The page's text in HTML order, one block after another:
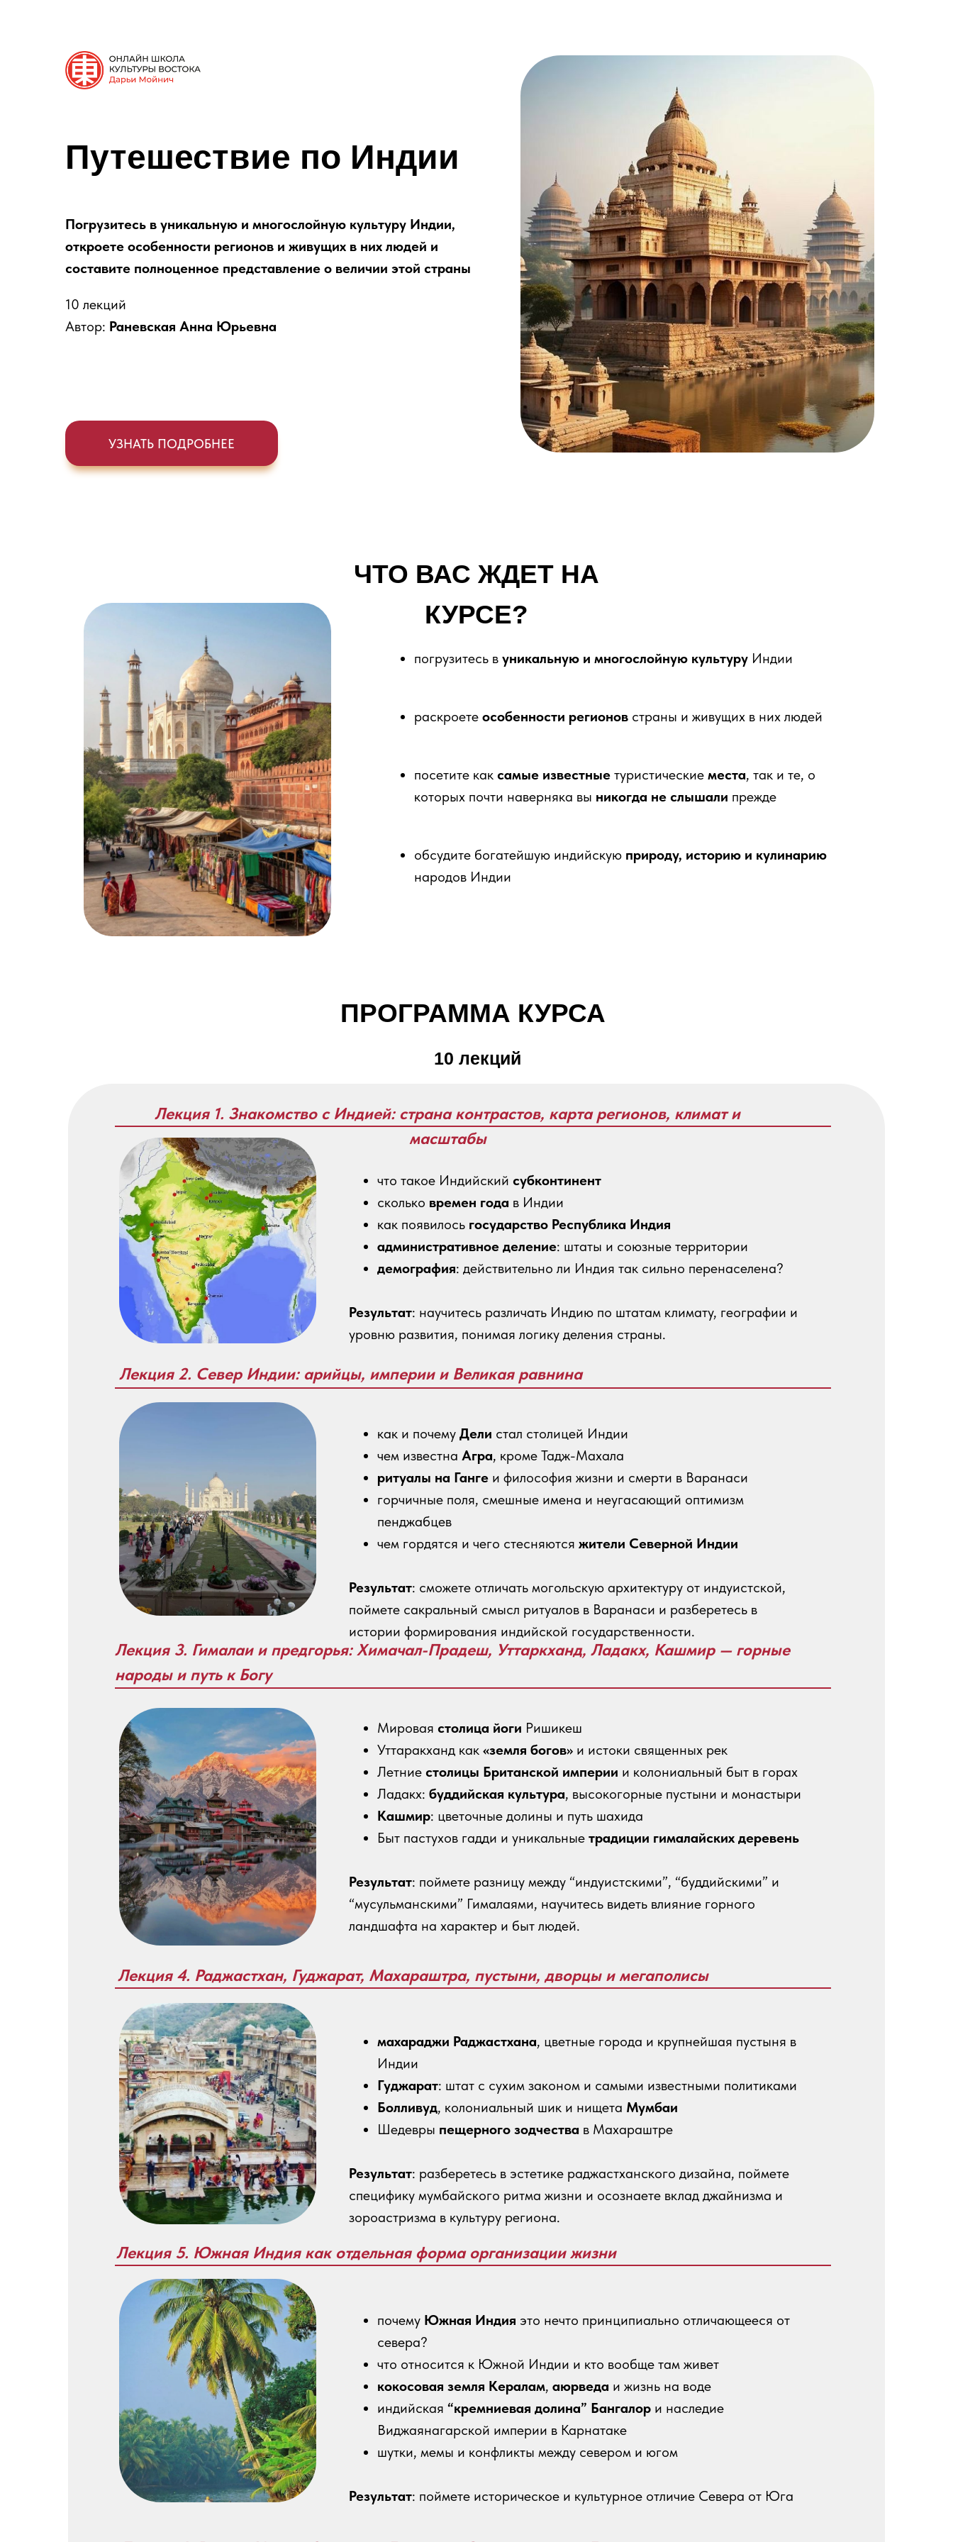
Погрузитесь в уникальную и многослойную культуру Индии,
откроете особенности регионов и живущих в них людей и
составите полноценное представление о величии этой страны
10 лекций
Автор: Раневская Анна Юрьевна
Путешествие по Индии
УЗНАТЬ ПОДРОБНЕЕ
ЧТО ВАС ЖДЕТ НА
КУРСЕ?
погрузитесь в уникальную и многослойную культуру Индии
раскроете особенности регионов страны и живущих в них людей
посетите как самые известные туристические места, так и те, о
которых почти наверняка вы никогда не слышали прежде
обсудите богатейшую индийскую природу, историю и кулинарию
народов Индии
Лекция 1. Знакомство с Индией: страна контрастов, карта регионов, климат и
масштабы
Мировая столица йоги Ришикеш
Уттаракханд как «земля богов» и истоки священных рек
Летние столицы Британской империи и колониальный быт в горах
Ладакх: буддийская культура, высокогорные пустыни и монастыри
Кашмир: цветочные долины и путь шахида
Быт пастухов гадди и уникальные традиции гималайских деревень
Результат: поймете разницу между “индуистскими”, “буддийскими” и
“мусульманскими” Гималаями, научитесь видеть влияние горного
ландшафта на характер и быт людей.
махараджи Раджастхана, цветные города и крупнейшая пустыня в
Индии
Гуджарат: штат с сухим законом и самыми известными политиками
Болливуд, колониальный шик и нищета Мумбаи
Шедевры пещерного зодчества в Махараштре
Результат: разберетесь в эстетике раджастханского дизайна, поймете
специфику мумбайского ритма жизни и осознаете вклад джайнизма и
зороастризма в культуру региона.
Лекция 2. Север Индии: арийцы, империи и Великая равнина
Лекция 3. Гималаи и предгорья: Химачал-Прадеш, Уттаркханд, Ладакх, Кашмир — горные
народы и путь к Богу
10 лекций
как и почему Дели стал столицей Индии
чем известна Агра, кроме Тадж-Махала
ритуалы на Ганге и философия жизни и смерти в Варанаси
горчичные поля, смешные имена и неугасающий оптимизм
пенджабцев
чем гордятся и чего стесняются жители Северной Индии
Результат: сможете отличать могольскую архитектуру от индуистской,
поймете сакральный смысл ритуалов в Варанаси и разберетесь в
истории формирования индийской государственности.
Лекция 4. Раджастхан, Гуджарат, Махараштра, пустыни, дворцы и мегаполисы
почему Южная Индия это нечто принципиально отличающееся от
севера?
что относится к Южной Индии и кто вообще там живет
кокосовая земля Кералам, аюрведа и жизнь на воде
индийская “кремниевая долина” Бангалор и наследие
Виджаянагарской империи в Карнатаке
шутки, мемы и конфликты между севером и югом
Результат: поймете историческое и культурное отличие Севера от Юга
Лекция 5. Южная Индия как отдельная форма организации жизни
ПРОГРАММА КУРСА
что такое Индийский субконтинент
сколько времен года в Индии
как появилось государство Республика Индия
административное деление: штаты и союзные территории
демография: действительно ли Индия так сильно перенаселена?
Результат: научитесь различать Индию по штатам климату, географии и
уровню развития, понимая логику деления страны.